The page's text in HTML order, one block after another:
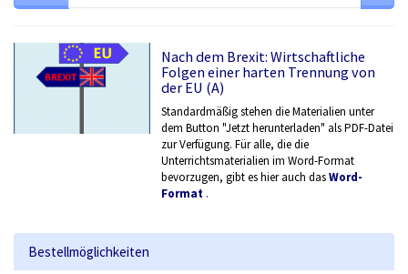
Nach dem Brexit: Wirtschaftliche
Folgen einer harten Trennung von
der EU (A)
Standardmäßig stehen die Materialien unter
dem Button "Jetzt herunterladen" als PDF-Datei
zur Verfügung. Für alle, die die
Unterrichtsmaterialien im Word-Format
bevorzugen, gibt es hier auch dasWord-
Format .
Bestellmöglichkeiten